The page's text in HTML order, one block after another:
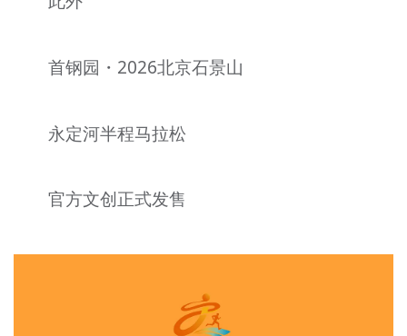
首钢园・2026北京石景山
永定河半程马拉松
官方文创正式发售